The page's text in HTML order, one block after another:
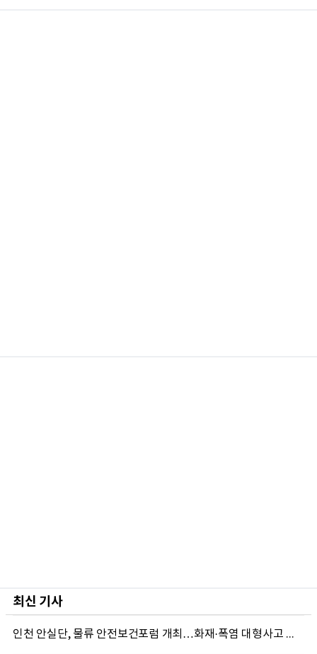
최신 기사
인천 안실단, 물류 안전보건포럼 개최…화재·폭염 대형사고 차단 총력